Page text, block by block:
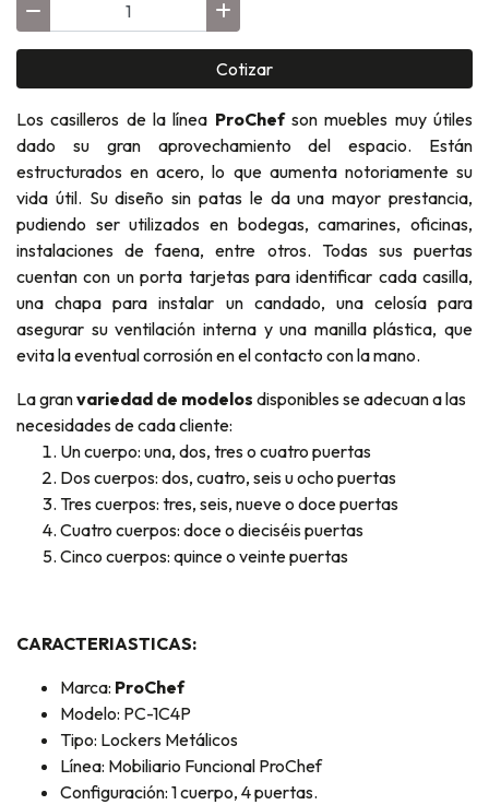
Cotizar
Los casilleros de la línea ProChefson muebles muy útiles
dado su gran aprovechamiento del espacio. Están
estructurados en acero, lo que aumenta notoriamente su
vida útil. Su diseño sin patas le da una mayor prestancia,
pudiendo ser utilizados en bodegas, camarines, oficinas,
instalaciones de faena, entre otros. Todas sus puertas
cuentan con un porta tarjetas para identificar cada casilla,
una chapa para instalar un candado, una celosía para
asegurar su ventilación interna y una manilla plástica, que
evita la eventual corrosión en el contacto con la mano.
La granvariedad de modelos disponibles se adecuan a las
necesidades de cada cliente:
Un cuerpo: una, dos, tres o cuatro puertas
Dos cuerpos: dos, cuatro, seis u ocho puertas
Tres cuerpos: tres, seis, nueve o doce puertas
Cuatro cuerpos: doce o dieciséis puertas
Cinco cuerpos: quince o veinte puertas
CARACTERIASTICAS:
Marca: ProChef
Modelo: PC-1C4P
Tipo: Lockers Metálicos
Línea: Mobiliario Funcional ProChef
Configuración: 1 cuerpo, 4 puertas.